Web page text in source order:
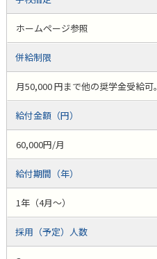
ホームページ参照
併給制限
月50,000 円まで他の奨学金受給可。
給付金額（円）
60,000円/月
給付期間（年）
1年（4月～）
採用（予定）人数